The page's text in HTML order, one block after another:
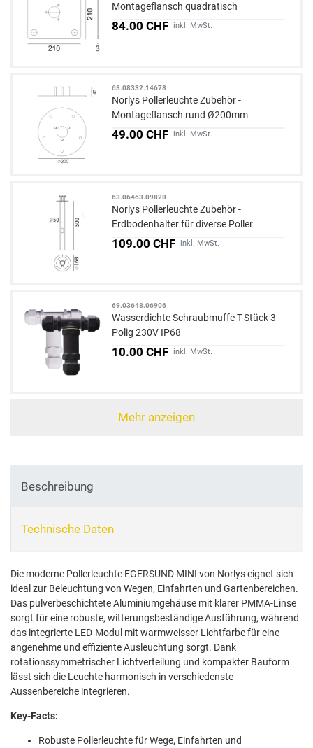
Montageflansch quadratisch
210x210mm
84.00 CHF inkl. MwSt.
63.08332.14678
Norlys Pollerleuchte Zubehör -
Montageflansch rund Ø200mm
49.00 CHF inkl. MwSt.
63.06463.09828
Norlys Pollerleuchte Zubehör -
Erdbodenhalter für diverse Poller
109.00 CHF inkl. MwSt.
69.03648.06906
Wasserdichte Schraubmuffe T-Stück 3-
Polig 230V IP68
10.00 CHF inkl. MwSt.
Mehr anzeigen
Beschreibung
Technische Daten
Die moderne Pollerleuchte EGERSUND MINI von Norlys eignet sich
ideal zur Beleuchtung von Wegen, Einfahrten und Gartenbereichen.
Das pulverbeschichtete Aluminiumgehäuse mit klarer PMMA-Linse
sorgt für eine robuste, witterungsbeständige Ausführung, während
das integrierte LED-Modul mit warmweisser Lichtfarbe für eine
angenehme und effiziente Ausleuchtung sorgt. Dank
rotationssymmetrischer Lichtverteilung und kompakter Bauform
lässt sich die Leuchte harmonisch in verschiedenste
Aussenbereiche integrieren.
Key-Facts:
Robuste Pollerleuchte für Wege, Einfahrten und